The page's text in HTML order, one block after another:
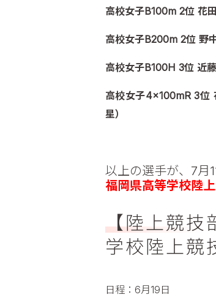
高校女子B100m 2位 花
高校女子B200m 2位 野
高校女子B100H 3位 近
高校女子4×100mR 3位
星）
以上の選手が、7月
福岡県高等学校陸
【陸上競技
学校陸上競
日程：6月19日